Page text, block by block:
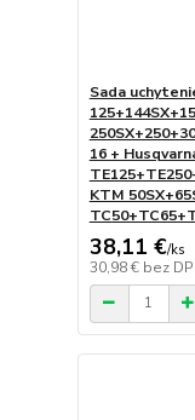
Sada
16 +
KTM
38,11 €/ks
30,98 € bez